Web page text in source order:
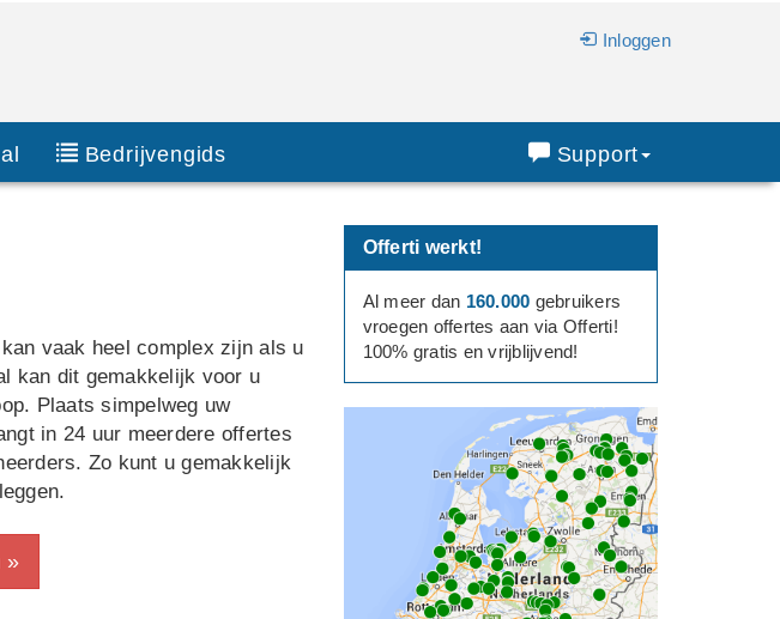
Inloggen
Bedrijvengids Support
vaak heel complex zijn als u
kan dit gemakkelijk voor u
Plaats simpelweg uw
in 24 uur meerdere offertes
Zo kunt u gemakkelijk
»
Offerti werkt!
Al meer dan 160.000 gebruikers
vroegen offertes aan via Offerti!
100% gratis en vrijblijvend!